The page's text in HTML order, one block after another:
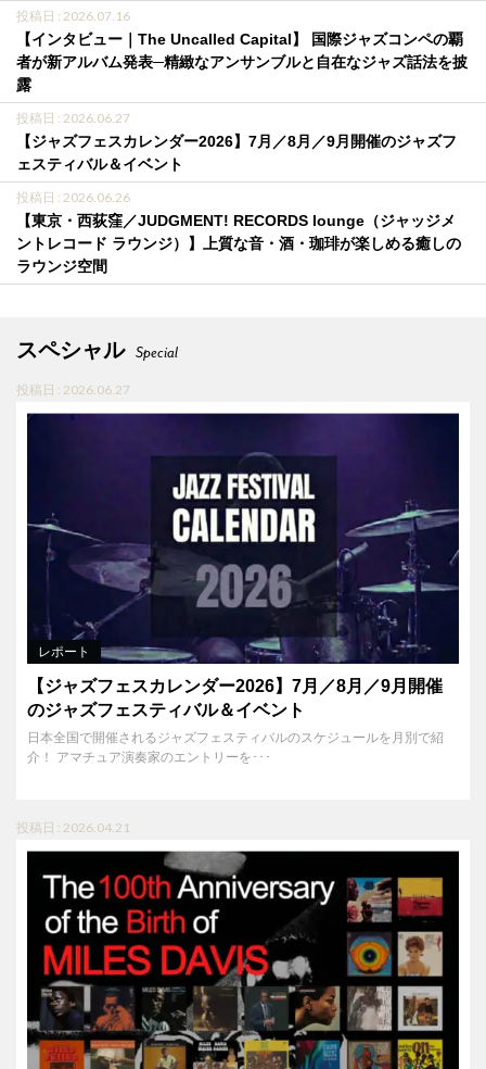
投稿日 : 2026.07.16
【インタビュー｜The Uncalled Capital】 国際ジャズコンペの覇
者が新アルバム発表─精緻なアンサンブルと自在なジャズ話法を披
露
投稿日 : 2026.06.27
【ジャズフェスカレンダー2026】7月／8月／9月開催のジャズフ
ェスティバル＆イベント
投稿日 : 2026.06.26
【東京・西荻窪／JUDGMENT! RECORDS lounge（ジャッジメ
ントレコード ラウンジ）】上質な音・酒・珈琲が楽しめる癒しの
ラウンジ空間
スペシャル Special
投稿日 : 2026.06.27
レポート
【ジャズフェスカレンダー2026】7月／8月／9月開催
のジャズフェスティバル＆イベント
日本全国で開催されるジャズフェスティバルのスケジュールを月別で紹
介！ アマチュア演奏家のエントリーを･･･
投稿日 : 2026.04.21